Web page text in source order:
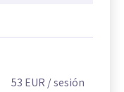
53 EUR/ sesión